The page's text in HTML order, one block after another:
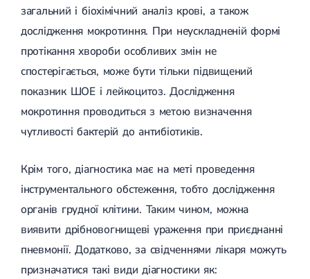
загальний і біохімічний аналіз крові, а також
дослідження мокротиння. При неускладненій формі
протікання хвороби особливих змін не
спостерігається, може бути тільки підвищений
показник ШОЕ і лейкоцитоз. Дослідження
мокротиння проводиться з метою визначення
чутливості бактерій до антибіотиків.
Крім того, діагностика має на меті проведення
інструментального обстеження, тобто дослідження
органів грудної клітини. Таким чином, можна
виявити дрібновогнищеві ураження при приєднанні
пневмонії. Додатково, за свідченнями лікаря можуть
призначатися такі види діагностики як: